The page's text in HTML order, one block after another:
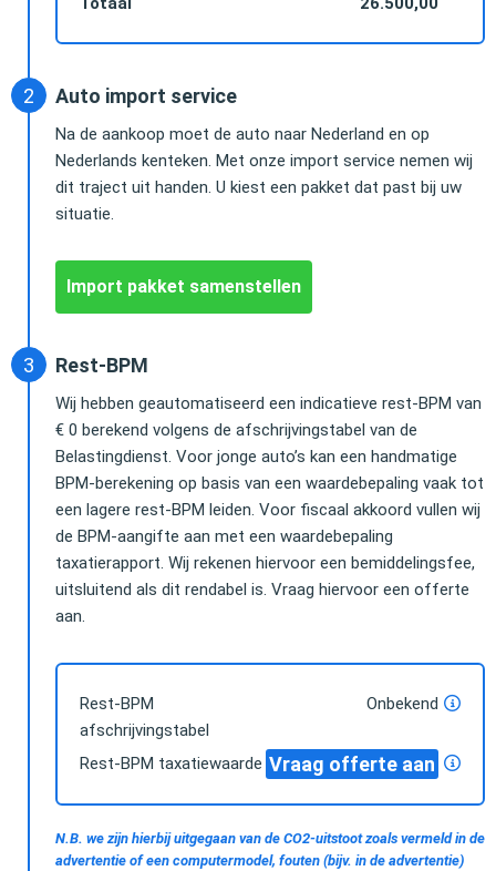
Auto import service
Na de aankoop moet de auto naar Nederland en op
Nederlands kenteken. Met onze import service nemen wij
dit traject uit handen. U kiest een pakket dat past bij uw
situatie.
Import pakket samenstellen
Rest-BPM
Wij hebben geautomatiseerd een indicatieve rest-BPM van
€ 0 berekend volgens de afschrijvingstabel van de
Belastingdienst. Voor jonge auto’s kan een handmatige
BPM-berekening op basis van een waardebepaling vaak tot
een lagere rest-BPM leiden. Voor fiscaal akkoord vullen wij
de BPM-aangifte aan met een waardebepaling
taxatierapport. Wij rekenen hiervoor een bemiddelingsfee,
uitsluitend als dit rendabel is. Vraag hiervoor een offerte
aan.
Rest-BPM
afschrijvingstabel
Onbekend
Rest-BPM taxatiewaarde Vraag offerte aan
N.B. we zijn hierbij uitgegaan van de CO2-uitstoot zoals vermeld in de
advertentie of een computermodel, fouten (bijv. in de advertentie)